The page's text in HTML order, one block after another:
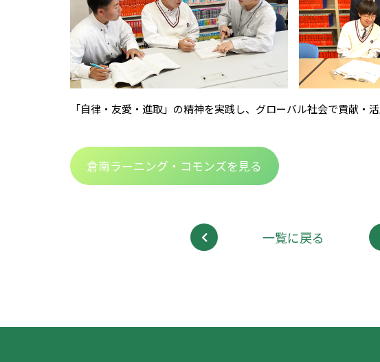
「自律・友愛・進取」の精神を実践し、グローバル社会で貢献・
倉南ラーニング・コモンズを見る
一覧に戻る